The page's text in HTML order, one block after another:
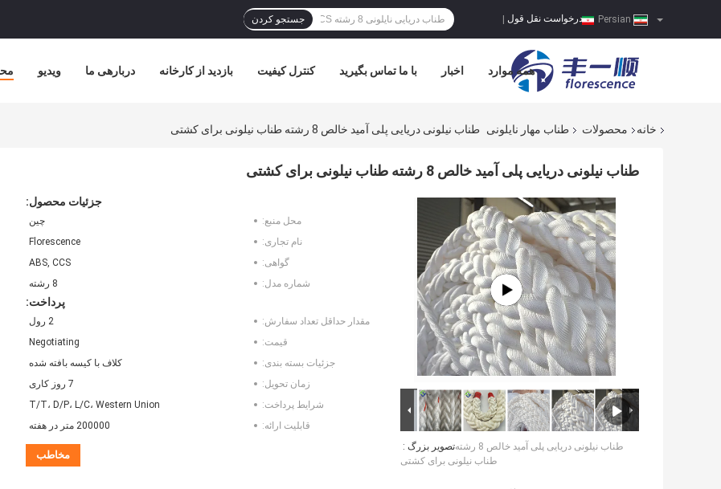
درخواست نقل قول جستجو کردن
ویدیو دربارهی ما بازدید از کارخانه کنترل کیفیت با ما تماس بگیرید اخبار همه موارد
خانه محصولات طناب مهار نایلونی طناب نیلونی دریایی پلی آمید خالص 8 رشته طناب نیلونی برای کشتی
طناب نیلونی دریایی پلی آمید خالص 8 رشته طناب نیلونی برای کشتی
تصویر بزرگ :طناب نیلونی دریایی پلی آمید خالص 8 رشته
طناب نیلونی برای کشتی
جزئیات محصول:
محل منبع:
چین
نام تجاری:
Florescence
گواهی:
ABS, CCS
شماره مدل:
8 رشته
پرداخت:
مقدار حداقل تعداد سفارش:
2 رول
قیمت:
Negotiating
جزئیات بسته بندی:
کلاف با کیسه بافته شده
زمان تحویل:
7 روز کاری
شرایط پرداخت:
T/T، D/P، L/C، Western Union
قابلیت ارائه:
200000 متر در هفته
مخاطب